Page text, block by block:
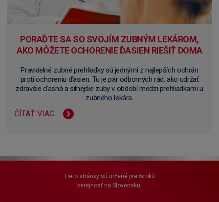
PORAĎTE SA SO SVOJÍM ZUBNÝM LEKÁROM,
AKO MÔŽETE OCHORENIE ĎASIEN RIEŠIŤ DOMA
Pravidelné zubné prehliadky sú jednými z najlepších ochrán
proti ochoreniu ďasien. Tu je pár odborných rád, ako udržať
zdravšie ďasná a silnejšie zuby v období medzi prehliadkami u
zubného lekára.
ČÍTAŤ VIAC
Tieto stránky sú určené pre širokú
verejnosť na Slovensku.